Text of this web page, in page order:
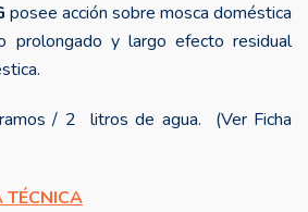
posee acción sobre mosca doméstica
prolongado y largo efecto residual
/ 2 litros de agua. (Ver Ficha
TÉCNICA